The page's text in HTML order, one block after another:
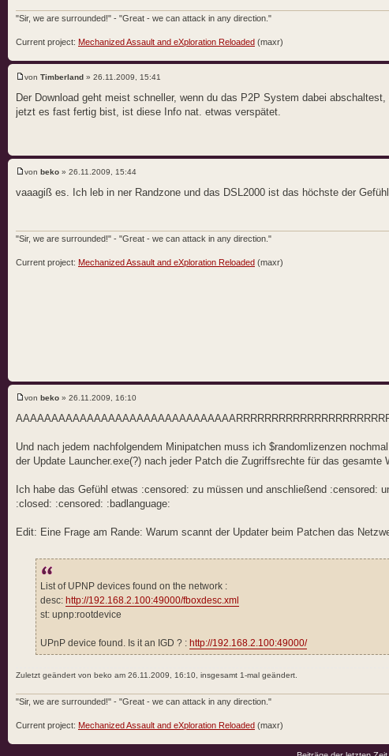
"Sir, we are surrounded!" - "Great - we can attack in any direction."
Current project: Mechanized Assault and eXploration Reloaded (maxr)
von Timberland » 26.11.2009, 15:41
Der Download geht meist schneller, wenn du das P2P System dabei
jetzt es fast fertig bist, ist diese Info nat. etwas verspätet.
von beko » 26.11.2009, 15:44
vaaagiß es. Ich leb in ner Randzone und das DSL2000 ist das höchste der
"Sir, we are surrounded!" - "Great - we can attack in any direction."
Current project: Mechanized Assault and eXploration Reloaded (maxr)
von beko » 26.11.2009, 16:10
Und nach jedem nachfolgendem Minipatchen muss ich $randomlizenzen
der Update Launcher.exe(?) nach jeder Patch die Zugriffsrechte für das gesamte
Ich habe das Gefühl etwas :censored: zu müssen und anschließend
:closed: :censored: :badlanguage:
Edit: Eine Frage am Rande: Warum scannt der Updater beim Patchen das
List of UPNP devices found on the network :
desc: http://192.168.2.100:49000/fboxdesc.xml
st: upnp:rootdevice
UPnP device found. Is it an IGD ? : http://192.168.2.100:49000/
Zuletzt geändert von beko am 26.11.2009, 16:10, insgesamt 1-mal geändert.
"Sir, we are surrounded!" - "Great - we can attack in any direction."
Current project: Mechanized Assault and eXploration Reloaded (maxr)